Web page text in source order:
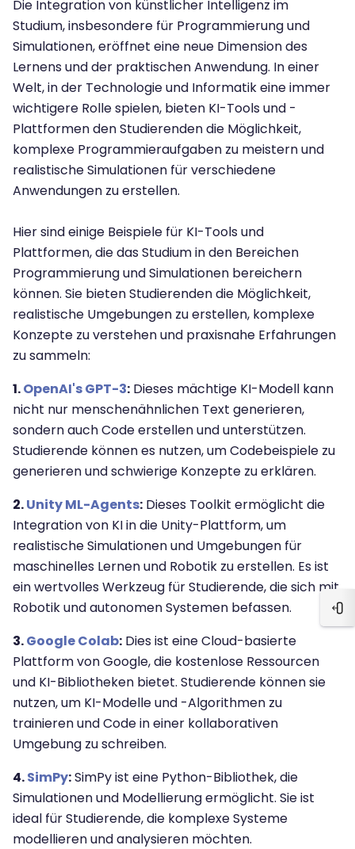
Die Integration von künstlicher Intelligenz im
Studium, insbesondere für Programmierung und
Simulationen, eröffnet eine neue Dimension des
Lernens und der praktischen Anwendung. In einer
Welt, in der Technologie und Informatik eine immer
wichtigere Rolle spielen, bieten KI-Tools und -
Plattformen den Studierenden die Möglichkeit,
komplexe Programmieraufgaben zu meistern und
realistische Simulationen für verschiedene
Anwendungen zu erstellen.
Hier sind einige Beispiele für KI-Tools und
Plattformen, die das Studium in den Bereichen
Programmierung und Simulationen bereichern
können. Sie bieten Studierenden die Möglichkeit,
realistische Umgebungen zu erstellen, komplexe
Konzepte zu verstehen und praxisnahe Erfahrungen
zu sammeln:
1.OpenAI's GPT-3: Dieses mächtige KI-Modell kann
nicht nur menschenähnlichen Text generieren,
sondern auch Code erstellen und unterstützen.
Studierende können es nutzen, um Codebeispiele zu
generieren und schwierige Konzepte zu erklären.
2.Unity ML-Agents: Dieses Toolkit ermöglicht die
Integration von KI in die Unity-Plattform, um
realistische Simulationen und Umgebungen für
maschinelles Lernen und Robotik zu erstellen. Es ist
ein wertvolles Werkzeug für Studierende, die sich mit
Robotik und autonomen Systemen befassen.
3.Google Colab: Dies ist eine Cloud-basierte
Plattform von Google, die kostenlose Ressourcen
und KI-Bibliotheken bietet. Studierende können sie
nutzen, um KI-Modelle und -Algorithmen zu
trainieren und Code in einer kollaborativen
Umgebung zu schreiben.
4.SimPy:SimPy ist eine Python-Bibliothek, die
Simulationen und Modellierung ermöglicht. Sie ist
ideal für Studierende, die komplexe Systeme
modellieren und analysieren möchten.